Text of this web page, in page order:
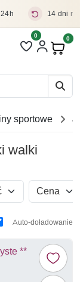
14 dni
Liczba pozycji
0 0
sportowe
walki
Cena
Auto-doładowanie